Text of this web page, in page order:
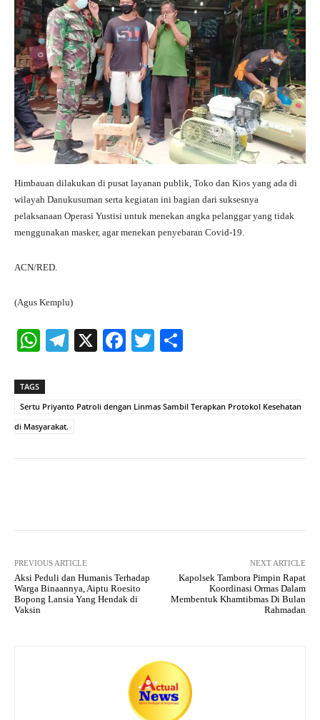
Himbauan dilakukan di pusat layanan publik, Toko dan Kios yang ada di
wilayah Danukusuman serta kegiatan ini bagian dari suksesnya
pelaksanaan Operasi Yustisi untuk menekan angka pelanggar yang tidak
menggunakan masker, agar menekan penyebaran Covid-19.
ACN/RED.
(Agus Kemplu)
W
ts
A
pp
Te
a
X
Fa
ok
T
r
TAGS
Sertu Priyanto Patroli dengan Linmas Sambil Terapkan Protokol Kesehatan
di Masyarakat.
PREVIOUS ARTICLE
Aksi Peduli dan Humanis Terhadap
Warga Binaannya, Aiptu Roesito
Bopong Lansia Yang Hendak di
Vaksin
NEXT ARTICLE
Kapolsek Tambora Pimpin Rapat
Koordinasi Ormas Dalam
Membentuk Khamtibmas Di Bulan
Rahmadan